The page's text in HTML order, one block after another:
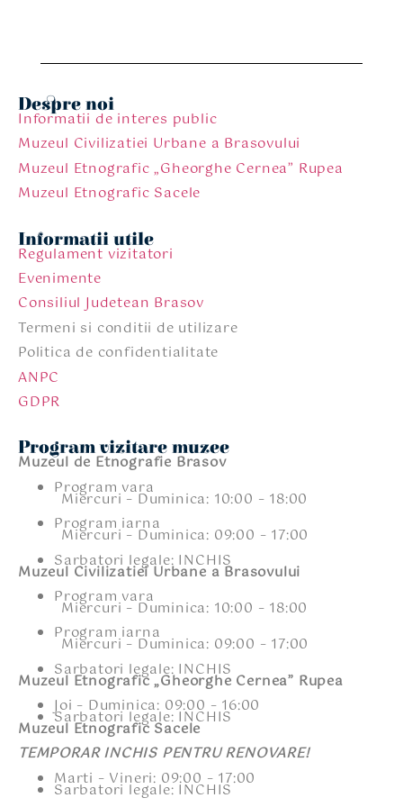
Despre noi
Informatii de interes public
Muzeul Civilizatiei Urbane a Brasovului
Muzeul Etnografic „Gheorghe Cernea” Rupea
Muzeul Etnografic Sacele
Informatii utile
Regulament vizitatori
Evenimente
Consiliul Judetean Brasov
Termeni si conditii de utilizare
Politica de confidentialitate
ANPC
GDPR
Program vizitare muzee
Muzeul de Etnografie Brasov
Program vara
Miercuri – Duminica: 10:00 – 18:00
Program iarna
Miercuri – Duminica: 09:00 – 17:00
Sarbatori legale: INCHIS
Muzeul Civilizatiei Urbane a Brasovului
Program vara
Miercuri – Duminica: 10:00 – 18:00
Program iarna
Miercuri – Duminica: 09:00 – 17:00
Sarbatori legale: INCHIS
Muzeul Etnografic „Gheorghe Cernea” Rupea
Joi – Duminica: 09:00 – 16:00
Sarbatori legale: INCHIS
Muzeul Etnografic Sacele
TEMPORAR INCHIS PENTRU RENOVARE!
Marti – Vineri: 09:00 – 17:00
Sarbatori legale: INCHIS